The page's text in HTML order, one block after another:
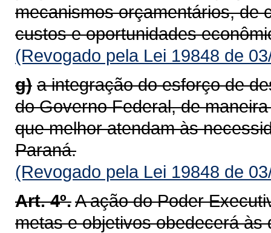
mecanismos orçamentários, de
custos e oportunidades
(Revogado pela Lei 19848 de
g) a integração do esforço de
do Governo Federal, de
que melhor atendam às
Paraná.
(Revogado pela Lei 19848 de
Art. 4º.A ação do Poder
metas e objetivos obedecerá